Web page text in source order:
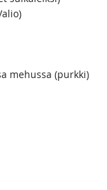
mehussa (purkki)